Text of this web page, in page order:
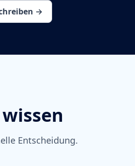
→
Entscheidung.